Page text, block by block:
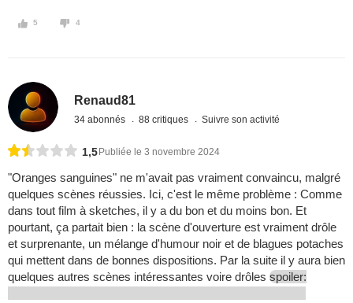
5 4
Renaud81
34 abonnés 88 critiques Suivre son activité
1,5 Publiée le 3 novembre 2024
"Oranges sanguines" ne m'avait pas vraiment convaincu, malgré
quelques scènes réussies. Ici, c'est le même problème : Comme
dans tout film à sketches, il y a du bon et du moins bon. Et
pourtant, ça partait bien : la scène d'ouverture est vraiment drôle
et surprenante, un mélange d'humour noir et de blagues potaches
qui mettent dans de bonnes dispositions. Par la suite il y aura bien
quelques autres scènes intéressantes voire drôles spoiler: